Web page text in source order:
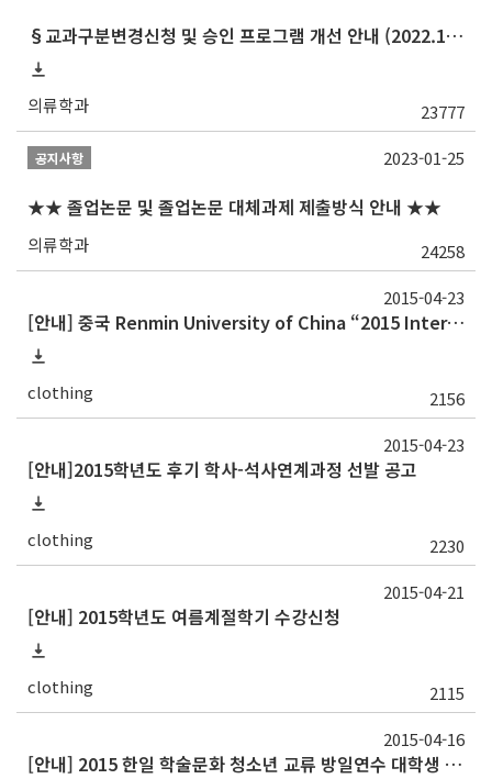
§교과구분변경신청 및 승인 프로그램 개선 안내 (2022.10 ~)§
의류학과 23777
공지사항
★★ 졸업논문 및 졸업논문 대체과제 제출방식 안내 ★★
의류학과 24258
2023-01-25
[안내] 중국 Renmin University of China “2015 International Summer School”장학생 선발
clothing 2156
2015-04-23
[안내]2015학년도 후기 학사-석사연계과정 선발 공고
clothing 2230
2015-04-23
[안내] 2015학년도 여름계절학기 수강신청
clothing 2115
2015-04-21
[안내] 2015 한일 학술문화 청소년 교류 방일연수 대학생 참가자 선발
2015-04-16